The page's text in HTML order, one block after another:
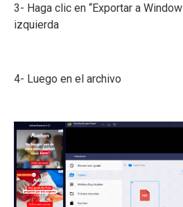
3- Haga clic en “Exportar a
izquierda
4- Luego en el archivo